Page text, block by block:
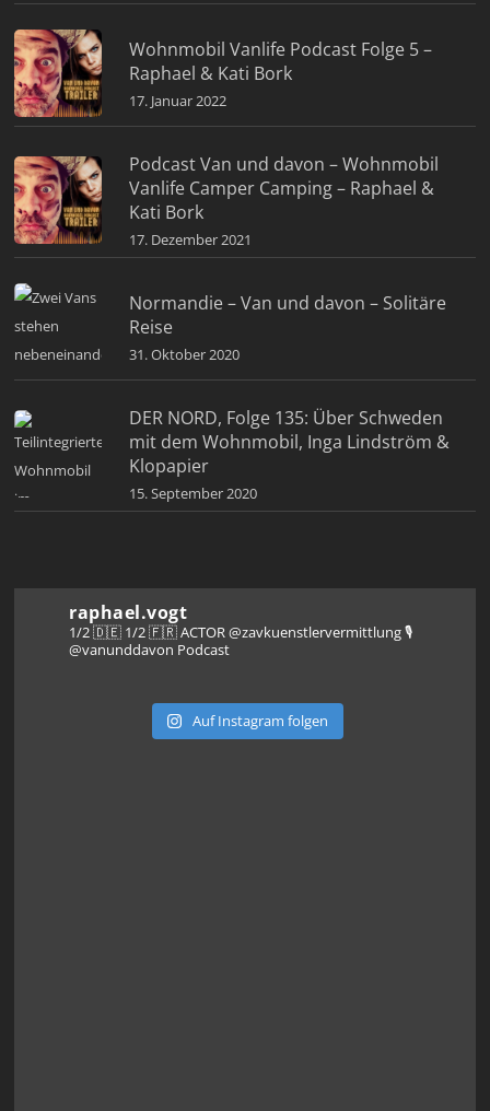
Wohnmobil Vanlife Podcast Folge 5 –
Raphael & Kati Bork
17. Januar 2022
Podcast Van und davon – Wohnmobil
Vanlife Camper Camping – Raphael &
Kati Bork
17. Dezember 2021
Normandie – Van und davon – Solitäre
Reise
31. Oktober 2020
DER NORD, Folge 135: Über Schweden
mit dem Wohnmobil, Inga Lindström &
Klopapier
15. September 2020
raphael.vogt
1/2 🇩🇪 1/2 🇫🇷 ACTOR @zavkuenstlervermittlung🎙️
@vanunddavon Podcast
Auf Instagram folgen